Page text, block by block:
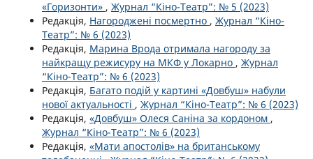
«Горизонти» , Журнал “Кіно-Театр”: № 5 (2023)
Редакція, Нагороджені посмертно , Журнал “Кіно-
Театр”: № 6 (2023)
Редакція, Марина Врода отримала нагороду за
найкращу режисуру на МКФ у Локарно , Журнал
“Кіно-Театр”: № 6 (2023)
Редакція, Багато подій у картині «Довбуш» набули
нової актуальності , Журнал “Кіно-Театр”: № 6 (2023)
Редакція, «Довбуш» Олеся Саніна за кордоном ,
Журнал “Кіно-Театр”: № 6 (2023)
Редакція, «Мати апостолів» на британському